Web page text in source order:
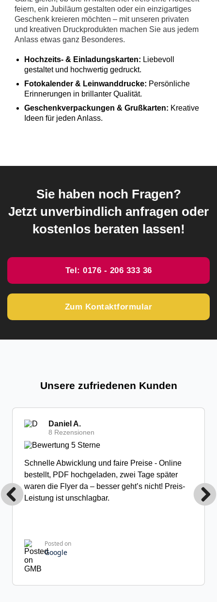
feiern, ein Jubiläum gestalten oder ein einzigartiges
Geschenk kreieren möchten – mit unseren privaten
und kreativen Druckprodukten machen Sie aus jedem
Anlass etwas ganz Besonderes.
Hochzeits- & Einladungskarten: Liebevoll
gestaltet und hochwertig gedruckt.
Fotokalender & Leinwanddrucke: Persönliche
Erinnerungen in brillanter Qualität.
Geschenkverpackungen & Grußkarten: Kreative
Ideen für jeden Anlass.
Sie haben noch Fragen?
Jetzt unverbindlich anfragen oder
kostenlos beraten lassen!
Tel: 0176 - 206 333 36
Zum Kontaktformular
Unsere zufriedenen Kunden
Daniel A.
8 Rezensionen
Schnelle Abwicklung und faire Preise - Online
bestellt, PDF hochgeladen, zwei Tage später
waren die Flyer da – besser geht’s nicht! Preis-
Leistung ist unschlagbar.
Posted on
Google